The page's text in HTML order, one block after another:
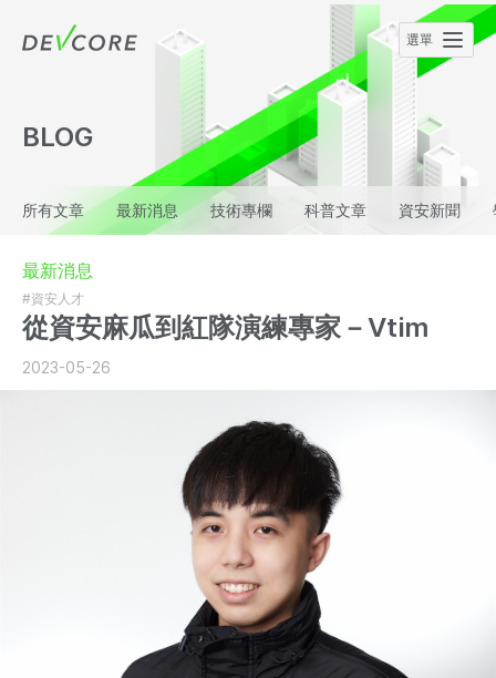
BLOG
所有文章 最新消息 技術專欄 科普文章 資安新聞
最新消息
#資安人才
從資安麻瓜到紅隊演練專家－Vtim
2023-05-26